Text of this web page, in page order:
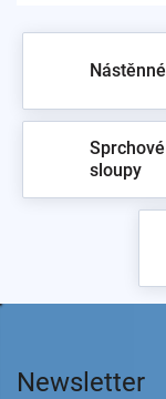
Nástěnné
Sprchové
sloupy
Z
Newsletter